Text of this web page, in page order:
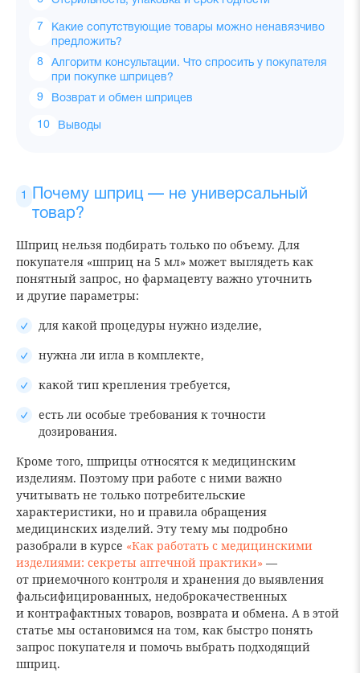
Какие сопутствующие товары можно ненавязчиво
предложить?
Алгоритм консультации. Что спросить у покупателя
при покупке шприцев?
Возврат и обмен шприцев
Выводы
Почему шприц — не универсальный
товар?
Шприц нельзя подбирать только по объему. Для
покупателя «шприц на 5 мл» может выглядеть как
понятный запрос, но фармацевту важно уточнить
и другие параметры:
для какой процедуры нужно изделие,
нужна ли игла в комплекте,
какой тип крепления требуется,
есть ли особые требования к точности
дозирования.
Кроме того, шприцы относятся к медицинским
изделиям. Поэтому при работе с ними важно
учитывать не только потребительские
характеристики, но и правила обращения
медицинских изделий. Эту тему мы подробно
разобрали в курсе «Как работать с медицинскими
изделиями: секреты аптечной практики» —
от приемочного контроля и хранения до выявления
фальсифицированных, недоброкачественных
и контрафактных товаров, возврата и обмена. А в этой
статье мы остановимся на том, как быстро понять
запрос покупателя и помочь выбрать подходящий
шприц.